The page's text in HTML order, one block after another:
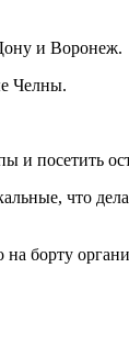
и Воронеж.
Челны.
и посетить
что
борту